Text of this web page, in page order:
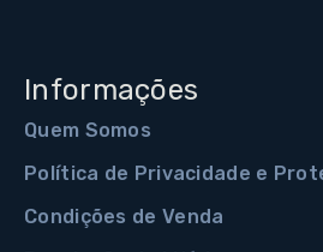
Informações
Quem Somos
Política de Privacidade e
Condições de Venda